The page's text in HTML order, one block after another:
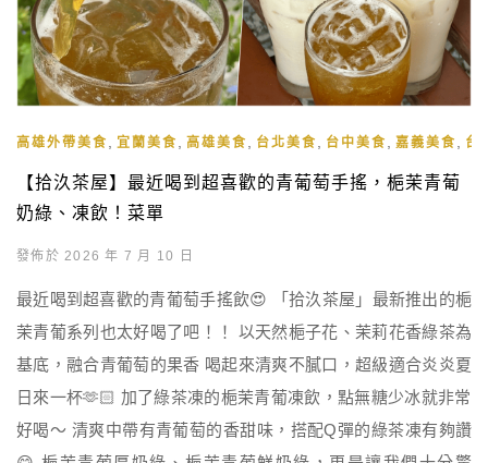
高雄外帶美食 , 宜蘭美食 , 高雄美食 , 台北美食 , 台中美食 , 嘉義美食 , 台
【拾汣茶屋】最近喝到超喜歡的青葡萄手搖，梔茉青葡
奶綠、凍飲！菜單
發佈於 2026 年 7 月 10 日
最近喝到超喜歡的青葡萄手搖飲😍 「拾汣茶屋」最新推出的梔
茉青葡系列也太好喝了吧！！ 以天然梔子花、茉莉花香綠茶為
基底，融合青葡萄的果香 喝起來清爽不膩口，超級適合炎炎夏
日來一杯🫶🏻 加了綠茶凍的梔茉青葡凍飲，點無糖少冰就非常
好喝～ 清爽中帶有青葡萄的香甜味，搭配Q彈的綠茶凍有夠讚